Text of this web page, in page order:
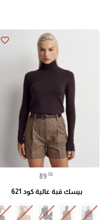
favorite_border
89 ₪
بيسك قبة عالية كود 621